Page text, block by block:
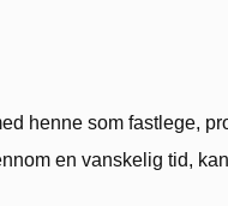
henne som fastlege,
en vanskelig tid,